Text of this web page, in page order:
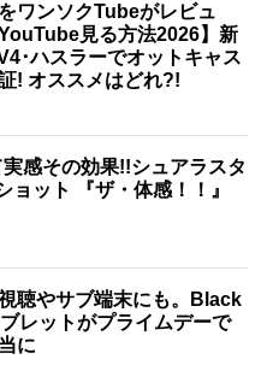
ワンソクTubeがレビュ
見る方法2026】新
･ハスラーでオットキャス
! オススメはどれ?!
感その効果!!シュアラスタ
ット 『ザ・体感！！』
聴やサブ端末にも。Black
レットがプライムデーで
に